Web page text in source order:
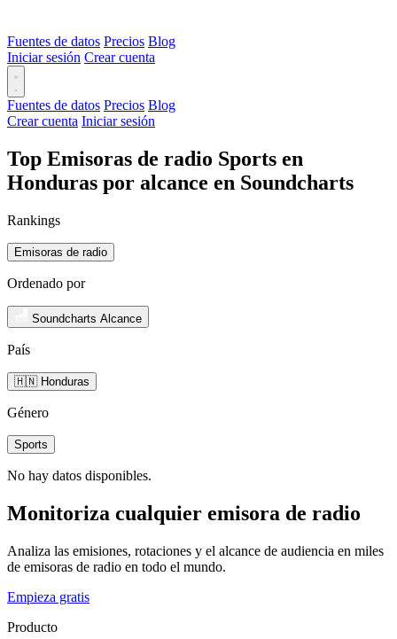
Fuentes de datos Precios Blog
Iniciar sesión Crear cuenta
Fuentes de datos Precios Blog
Crear cuenta Iniciar sesión
Top Emisoras de radio Sports en
Honduras por alcance en Soundcharts
Rankings
Emisoras de radio
Ordenado por
Soundcharts Alcance
País
🇭🇳 Honduras
Género
Sports
No hay datos disponibles.
Monitoriza cualquier emisora de radio
Analiza las emisiones, rotaciones y el alcance de audiencia en miles
de emisoras de radio en todo el mundo.
Empieza gratis
Producto